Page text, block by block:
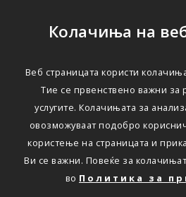
Колачиња на
Веб страницата користи
Тие се првенствено важни за
услугите. Колачињата за
овозможуваат подобро
користење на страницата и
Ви се важни. Повеќе за
во Политика за